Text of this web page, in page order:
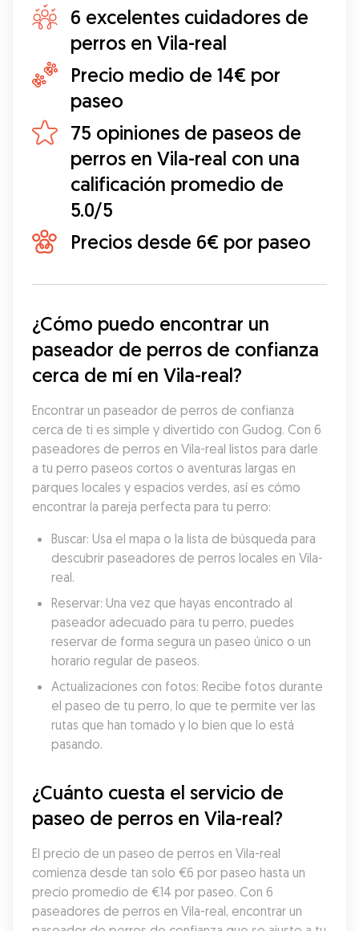
6 excelentes cuidadores de
perros en Vila-real
Precio medio de 14€ por
paseo
75 opiniones de paseos de
perros en Vila-real con una
calificación promedio de
5.0/5
Precios desde 6€ por paseo
¿Cómo puedo encontrar un
paseador de perros de confianza
cerca de mí en Vila-real?
Encontrar un paseador de perros de confianza
cerca de ti es simple y divertido con Gudog. Con 6
paseadores de perros en Vila-real listos para darle
a tu perro paseos cortos o aventuras largas en
parques locales y espacios verdes, así es cómo
encontrar la pareja perfecta para tu perro:
Buscar: Usa el mapa o la lista de búsqueda para
descubrir paseadores de perros locales en Vila-
real.
Reservar: Una vez que hayas encontrado al
paseador adecuado para tu perro, puedes
reservar de forma segura un paseo único o un
horario regular de paseos.
Actualizaciones con fotos: Recibe fotos durante
el paseo de tu perro, lo que te permite ver las
rutas que han tomado y lo bien que lo está
pasando.
¿Cuánto cuesta el servicio de
paseo de perros en Vila-real?
El precio de un paseo de perros en Vila-real
comienza desde tan solo €6 por paseo hasta un
precio promedio de €14 por paseo. Con 6
paseadores de perros en Vila-real, encontrar un